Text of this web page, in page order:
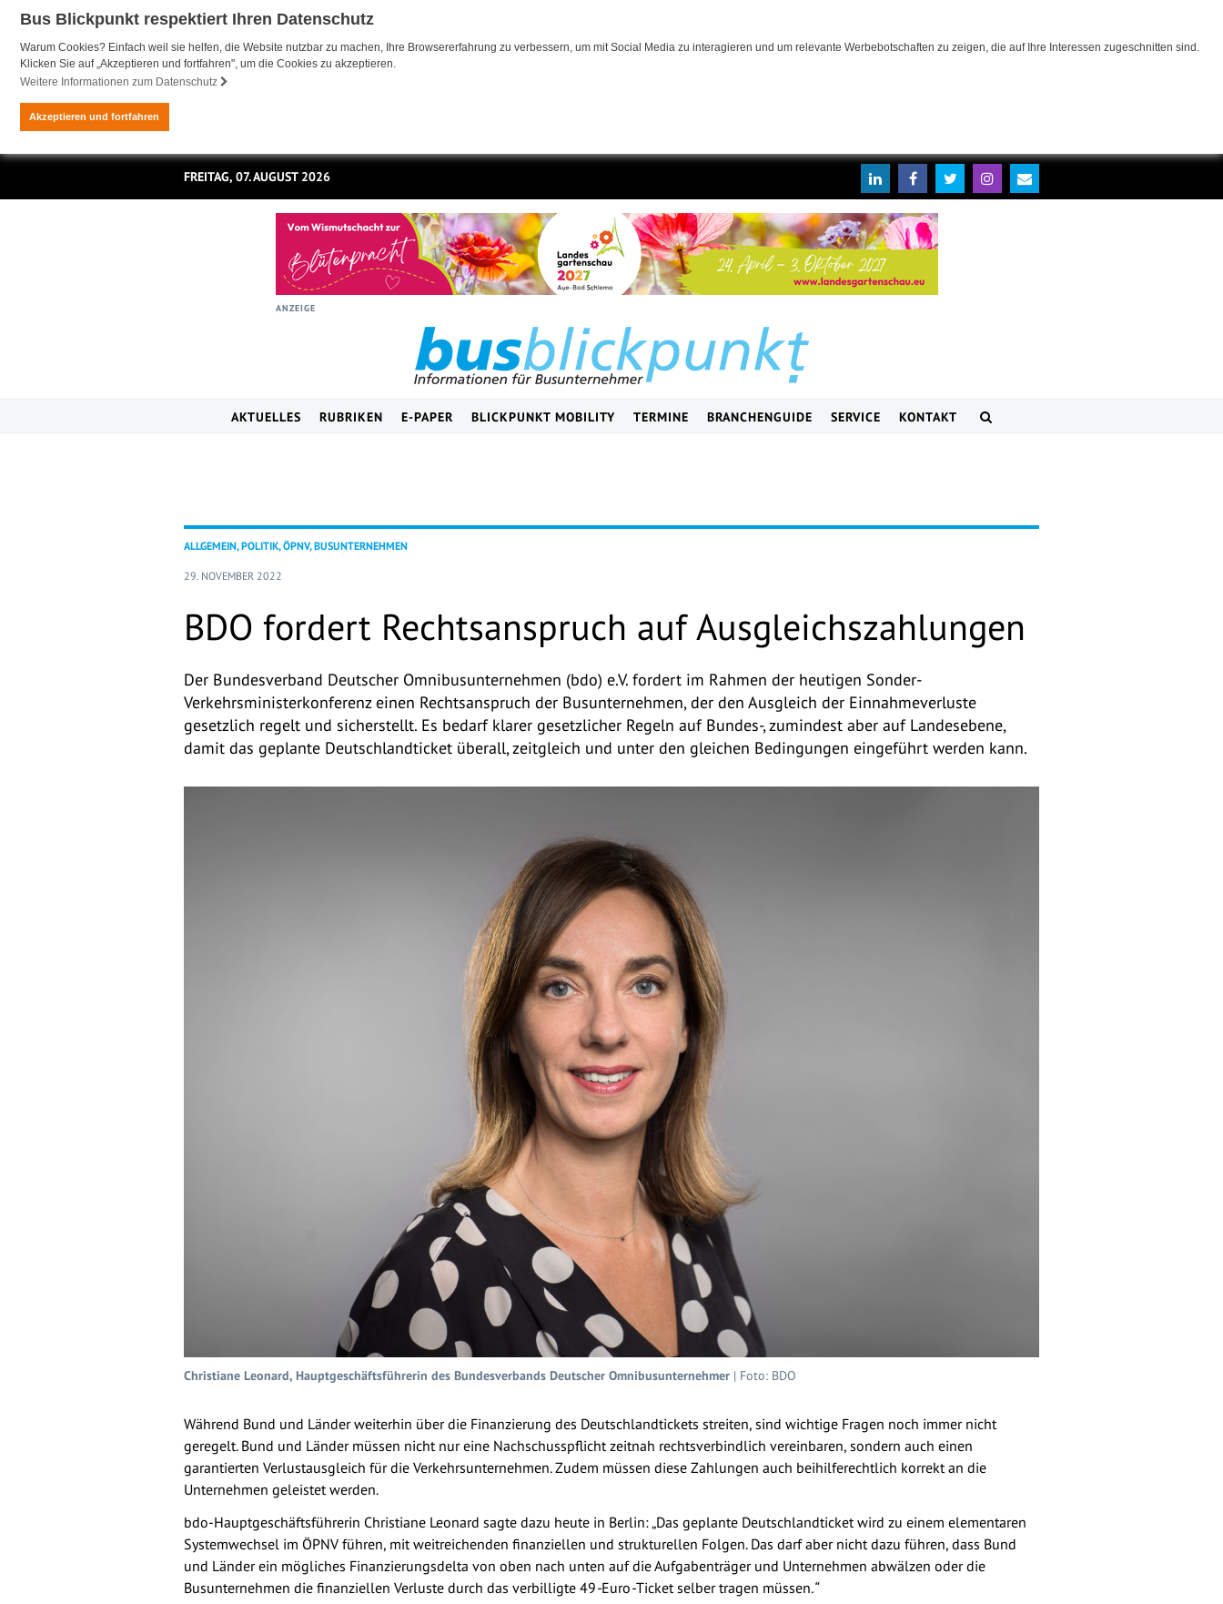
Bus Blickpunkt respektiert Ihren Datenschutz
Warum Cookies? Einfach weil sie helfen, die Website nutzbar zu machen, Ihre Browsererfahrung zu verbessern, um mit Social Media zu interagieren und um relevante Werbebotschaften zu zeigen, die auf Ihre Interessen zugeschnitten sind.
Klicken Sie auf „Akzeptieren und fortfahren", um die Cookies zu akzeptieren.
Weitere Informationen zum Datenschutz
Akzeptieren und fortfahren
FREITAG, 07. AUGUST 2026
ANZEIGE
AKTUELLES RUBRIKEN E-PAPER BLICKPUNKT MOBILITY TERMINE BRANCHENGUIDE SERVICE KONTAKT
ALLGEMEIN, POLITIK, ÖPNV, BUSUNTERNEHMEN
29. NOVEMBER 2022
BDO fordert Rechtsanspruch auf Ausgleichszahlungen
Der Bundesverband Deutscher Omnibusunternehmen (bdo) e.V. fordert im Rahmen der heutigen Sonder-
Verkehrsministerkonferenz einen Rechtsanspruch der Busunternehmen, der den Ausgleich der Einnahmeverluste
gesetzlich regelt und sicherstellt. Es bedarf klarer gesetzlicher Regeln auf Bundes-, zumindest aber auf Landesebene,
damit das geplante Deutschlandticket überall, zeitgleich und unter den gleichen Bedingungen eingeführt werden kann.
Christiane Leonard, Hauptgeschäftsführerin des Bundesverbands Deutscher Omnibusunternehmer | Foto: BDO
Während Bund und Länder weiterhin über die Finanzierung des Deutschlandtickets streiten, sind wichtige Fragen noch immer nicht
geregelt. Bund und Länder müssen nicht nur eine Nachschusspflicht zeitnah rechtsverbindlich vereinbaren, sondern auch einen
garantierten Verlustausgleich für die Verkehrsunternehmen. Zudem müssen diese Zahlungen auch beihilferechtlich korrekt an die
Unternehmen geleistet werden.
bdo-Hauptgeschäftsführerin Christiane Leonard sagte dazu heute in Berlin: „Das geplante Deutschlandticket wird zu einem elementaren
Systemwechsel im ÖPNV führen, mit weitreichenden finanziellen und strukturellen Folgen. Das darf aber nicht dazu führen, dass Bund
und Länder ein mögliches Finanzierungsdelta von oben nach unten auf die Aufgabenträger und Unternehmen abwälzen oder die
Busunternehmen die finanziellen Verluste durch das verbilligte 49-Euro-Ticket selber tragen müssen.“